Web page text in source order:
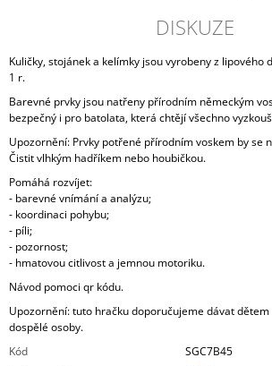
DISKUZE
Kuličky, stojánek a kelímky jsou vyrobeny z lipového
1 r.
Barevné prvky jsou natřeny přírodním německým
bezpečný i pro batolata, která chtějí všechno
Upozornění: Prvky potřené přírodním voskem by se
Čistit vlhkým hadříkem nebo houbičkou.
Pomáhá rozvíjet:
- barevné vnímání a analýzu;
- koordinaci pohybu;
- píli;
- pozornost;
- hmatovou citlivost a jemnou motoriku.
Návod pomoci qr kódu.
Upozornění: tuto hračku doporučujeme dávat
dospělé osoby.
Kód
SGC7B45